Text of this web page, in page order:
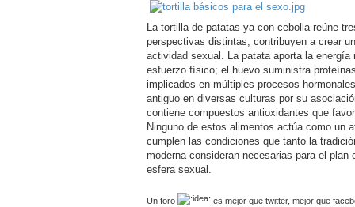
La tortilla de patatas ya con cebolla reúne
perspectivas distintas, contribuyen a crear
actividad sexual. La patata aporta la energía
esfuerzo físico; el huevo suministra
implicados en múltiples procesos
antiguo en diversas culturas por su
contiene compuestos antioxidantes que
Ninguno de estos alimentos actúa como un
cumplen las condiciones que tanto la
moderna consideran necesarias para el
esfera sexual.
Un foro
es mejor que twitter, mejor que